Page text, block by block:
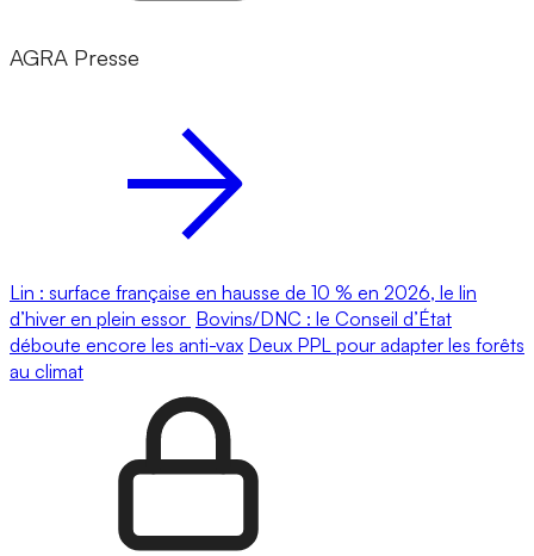
AGRA Presse
Lin : surface française en hausse de 10 % en 2026, le lin
d’hiver en plein essor Bovins/DNC : le Conseil d’État
déboute encore les anti-vax Deux PPL pour adapter les forêts
au climat